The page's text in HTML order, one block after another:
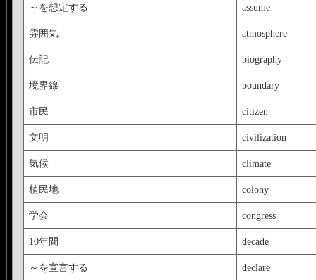
～を想定する assume
雰囲気 atmosphere
伝記 biography
境界線 boundary
市民 citizen
文明 civilization
気候 climate
植民地 colony
学会 congress
10年間 decade
～を宣言する declare